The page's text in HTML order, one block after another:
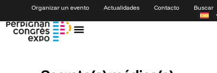
Organizar un evento Actualidades Contacto Buscar